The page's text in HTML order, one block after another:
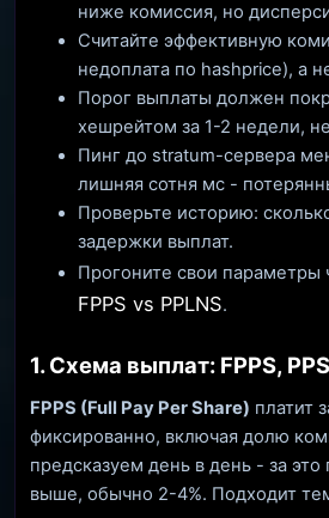
ниже комиссия, но
Считайте эффективную
недоплата по hashprice), а
Порог выплаты должен
хешрейтом за 1-2 недели,
Пинг до stratum-сервера
лишняя сотня мс -
Проверьте историю:
задержки выплат.
Прогоните свои параметры
FPPS vs PPLNS.
1. Схема выплат: FPPS,
FPPS (Full Pay Per Share) платит
фиксированно, включая долю
предсказуем день в день - за
выше, обычно 2-4%. Подходит